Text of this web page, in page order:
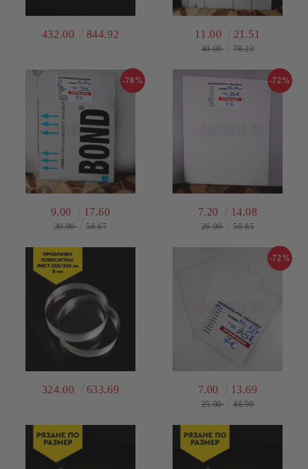
432.00 844.92 11.00 21.51
40.00 78.23
-70%
9.00 17.60
30.00 58.67
-72%
7.20 14.08
26.00 50.85
324.00 633.69
-72%
7.00 13.69
25.00 48.90